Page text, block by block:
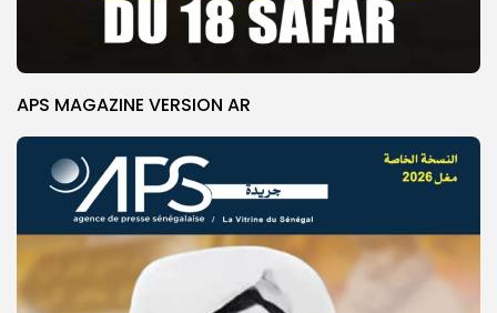
APS MAGAZINE VERSION AR